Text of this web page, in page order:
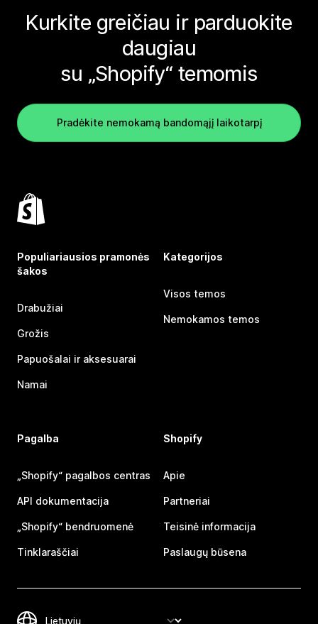
Kurkite greičiau ir parduokite
daugiau
su „Shopify“ temomis
Pradėkite nemokamą bandomąjį laikotarpį
Populiariausios pramonės
šakos
Drabužiai
Grožis
Papuošalai ir aksesuarai
Namai
Kategorijos
Visos temos
Nemokamos temos
Pagalba
„Shopify“ pagalbos centras
API dokumentacija
„Shopify“ bendruomenė
Tinklaraščiai
Shopify
Apie
Partneriai
Teisinė informacija
Paslaugų būsena